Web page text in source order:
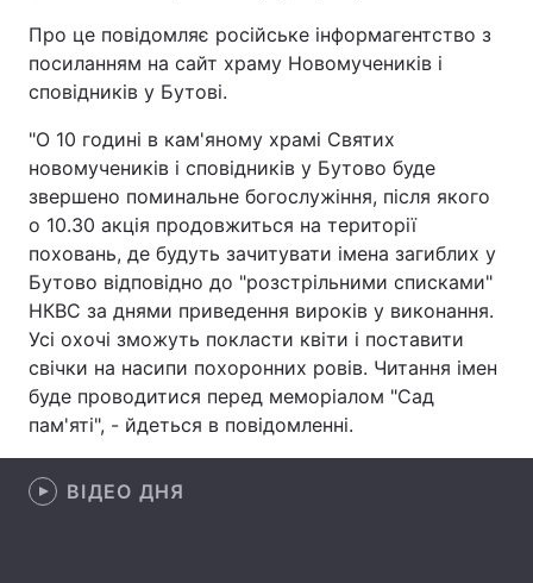
Головна Війна
Україна
Економіка Світ
Техно і зв'язок Лайт
Зброя Інциденти
Здоров'я Туризм
Цікавинки Погода
Лонгріди
Про це повідомляє російське інформагентство з
посиланням на сайт храму Новомучеників і
сповідників у Бутові.
"О 10 годині в кам'яному храмі Святих
новомучеників і сповідників у Бутово буде
звершено поминальне богослужіння, після якого
о 10.30 акція продовжиться на території
поховань, де будуть зачитувати імена загиблих у
Бутово відповідно до "розстрільними списками"
НКВС за днями приведення вироків у виконання.
Усі охочі зможуть покласти квіти і поставити
свічки на насипи похоронних ровів. Читання імен
буде проводитися перед меморіалом "Сад
пам'яті", - йдеться в повідомленні.
ВІДЕО ДНЯ